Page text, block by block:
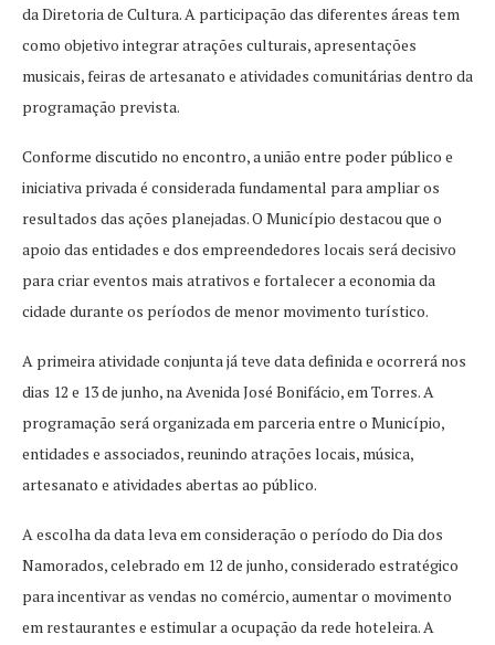
da Diretoria de Cultura. A participação das diferentes áreas tem
como objetivo integrar atrações culturais, apresentações
musicais, feiras de artesanato e atividades comunitárias dentro da
programação prevista.
Conforme discutido no encontro, a união entre poder público e
iniciativa privada é considerada fundamental para ampliar os
resultados das ações planejadas. O Município destacou que o
apoio das entidades e dos empreendedores locais será decisivo
para criar eventos mais atrativos e fortalecer a economia da
cidade durante os períodos de menor movimento turístico.
A primeira atividade conjunta já teve data definida e ocorrerá nos
dias 12 e 13 de junho, na Avenida José Bonifácio, em Torres. A
programação será organizada em parceria entre o Município,
entidades e associados, reunindo atrações locais, música,
artesanato e atividades abertas ao público.
A escolha da data leva em consideração o período do Dia dos
Namorados, celebrado em 12 de junho, considerado estratégico
para incentivar as vendas no comércio, aumentar o movimento
em restaurantes e estimular a ocupação da rede hoteleira. A